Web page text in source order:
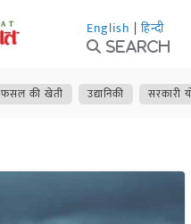
English | हिन्दी
Search
फसल की खेती उद्यानिकी सरकारी